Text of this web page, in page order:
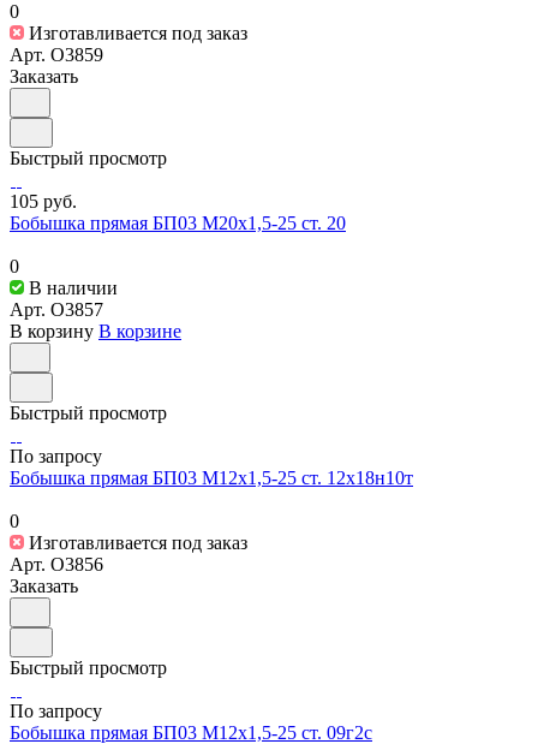
0
Изготавливается под заказ
Арт. O3859
Заказать
Быстрый просмотр
105 руб.
Бобышка прямая БП03 М20х1,5-25 ст. 20
0
В наличии
Арт. O3857
В корзину В корзине
Быстрый просмотр
По запросу
Бобышка прямая БП03 М12х1,5-25 ст. 12х18н10т
0
Изготавливается под заказ
Арт. O3856
Заказать
Быстрый просмотр
По запросу
Бобышка прямая БП03 М12х1,5-25 ст. 09г2с